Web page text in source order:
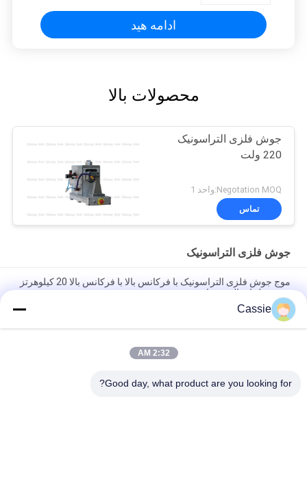
ادامه هید
محصولات بالا
جوش فلزی التراسونیک
220 ولت
Negotation MOQ:واحد 1
تماس
جوش فلزی التراسونیک
موج جوش فلزی التراسونیک با فرکانس بالا با فرکانس بالا 20 کیلوهرتز
به مفصل انتقال می یابد
میلی متر
دیا 12mm لوله مس آلتراسونیک مهر و بستن و برش ماشین فرکانس
Cassie
2:32 AM
Good day, what product are you looking for?